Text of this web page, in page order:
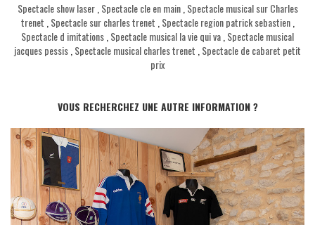
Spectacle show laser,Spectacle cle en main,Spectacle musical sur Charles
trenet ,Spectacle sur charles trenet ,Spectacle region patrick sebastien,
Spectacle d imitations,Spectacle musical la vie qui va,Spectacle musical
jacques pessis,Spectacle musical charles trenet ,Spectacle de cabaret petit
prix
VOUS RECHERCHEZ UNE AUTRE INFORMATION ?